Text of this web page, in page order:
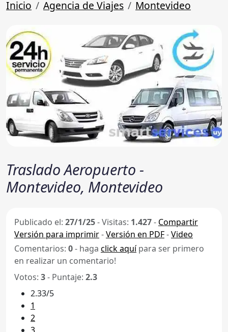
Inicio Agencia de Viajes Montevideo
Traslado Aeropuerto -
Montevideo, Montevideo
Publicado el: 27/1/25-Visitas: 1.427- Compartir
Versión para imprimir-Versión en PDF-Video
Comentarios: 0- haga click aquípara ser primero
en realizar un comentario!
Votos: 3- Puntaje: 2.3
2.33/5
1
2
3